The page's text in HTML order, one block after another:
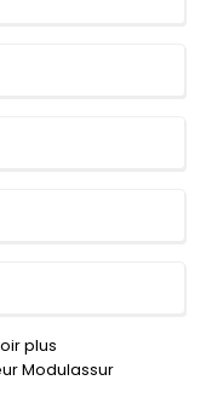
plus
Modulassur